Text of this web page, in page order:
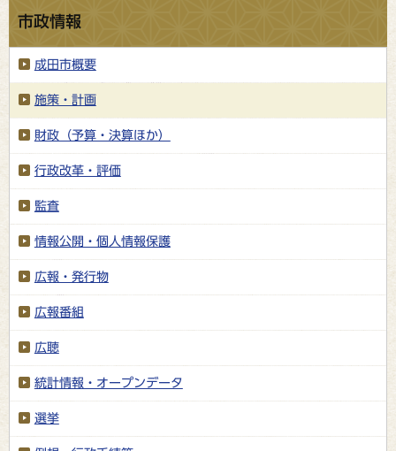
市政情報
成田市概要
施策・計画
財政（予算・決算ほか）
行政改革・評価
監査
情報公開・個人情報保護
広報・発行物
広報番組
広聴
統計情報・オープンデータ
選挙